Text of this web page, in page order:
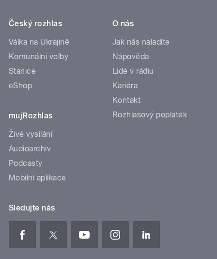
Český rozhlas
Válka na Ukrajině
Komunální volby
Stanice
eShop
mujRozhlas
Živé vysílání
Audioarchiv
Podcasty
Mobilní aplikace
O nás
Jak nás naladíte
Nápověda
Lidé v rádiu
Kariéra
Kontakt
Rozhlasový poplatek
Sledujte nás